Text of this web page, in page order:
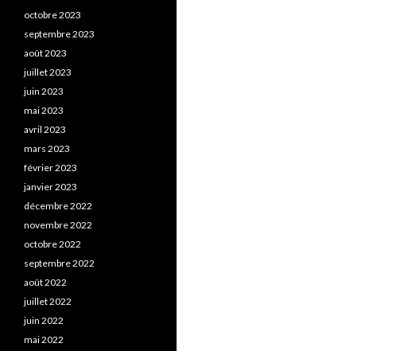
octobre 2023
septembre 2023
août 2023
juillet 2023
juin 2023
mai 2023
avril 2023
mars 2023
février 2023
janvier 2023
décembre 2022
novembre 2022
octobre 2022
septembre 2022
août 2022
juillet 2022
juin 2022
mai 2022